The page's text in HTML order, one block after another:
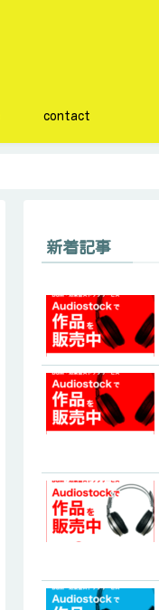
contact
新着記事